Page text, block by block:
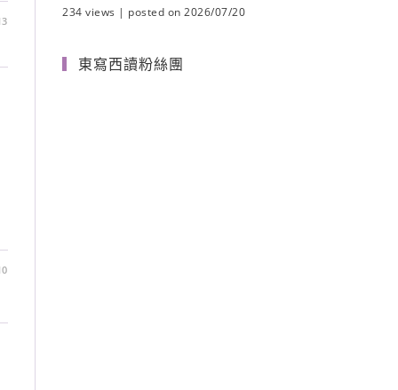
234 views | posted on 2026/07/20
東寫西讀粉絲團